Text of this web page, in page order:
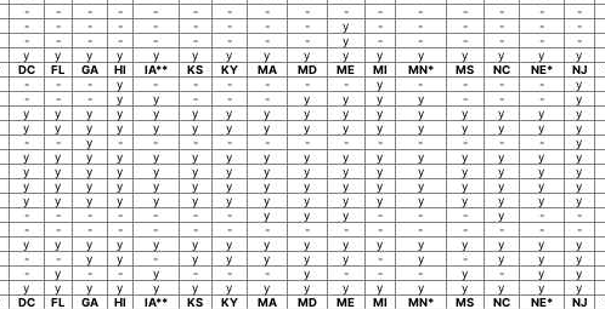
- - - - - - - - - - - - - - - -
- - - - - - - - - y - - - - - -
- - - - - - - - - y - - - - - -
y y y y y y y y y y y y y y y y
DC FL GA HI IA** KS KY MA MD ME MI MN* MS NC NE* NJ
- - - y - - - - - - y - - - - y
- - - y y - - - y y y y - - - y
y y y y y y y y y y y y y y y y
y y y y y y y y y y y y y y y y
- - y - - - - - - - - - - - - y
y y y y y y y y y y y y y y y y
y y y y y y y y y y y y y y y y
y y y y y y y y y y y y y y y y
y y y y y y y y y y y y y y y y
- - - - - - - y y y - - - y - -
- - - - - - - - - - - - - - - -
y y y y y y y y y y y y y y y y
- - y y - y y y y y - y - y y y
- y - - y - - - y - - - y - y y
y y y y y y y y y y y y y y y y
DC FL GA HI IA** KS KY MA MD ME MI MN* MS NC NE* NJ